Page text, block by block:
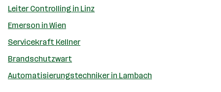
Leiter Controlling in Linz
Emerson in Wien
Servicekraft Kellner
Brandschutzwart
Automatisierungstechniker in Lambach